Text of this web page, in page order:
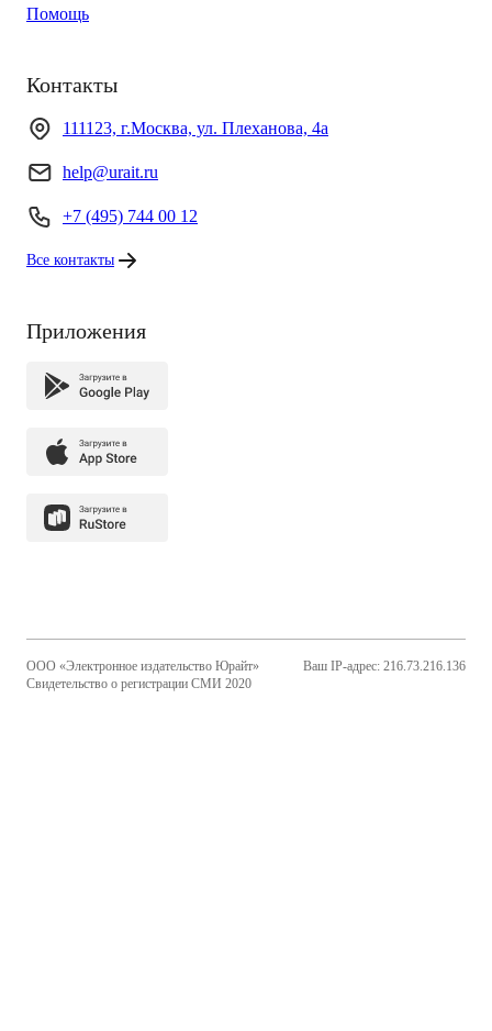
Помощь
Контакты
111123, г.Москва, ул. Плеханова, 4а
help@urait.ru
+7 (495) 744 00 12
Все контакты
Приложения
ООО «Электронное издательство Юрайт»
Свидетельство о регистрации СМИ 2020
Ваш IP-адрес: 216.73.216.136